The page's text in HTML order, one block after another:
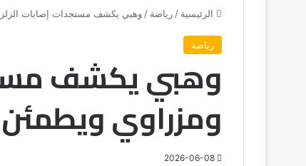
الرئيسية / رياضة / وهبي يكشف مستجدات إصابات
رياضة
وهبي يكشف
ومزراوي
2026-06-08